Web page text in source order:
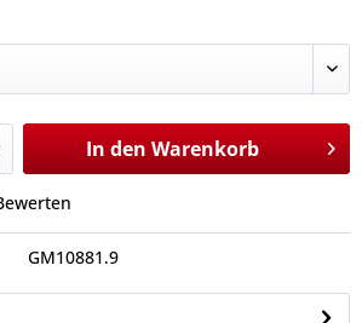
In den Warenkorb
GM10881.9